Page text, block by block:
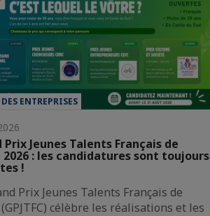
ENTREPRISES
Prix Jeunes Talents Français de
2026 : les candidatures sont toujours
!
Prix Jeunes Talents Français de
célèbre les réalisations et les